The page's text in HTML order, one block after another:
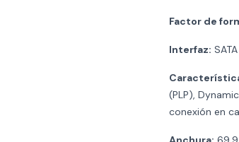
Factor de
Interfaz:
(PLP),
conexión en